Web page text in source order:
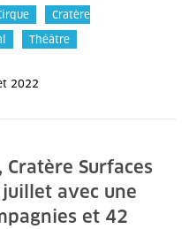
Cratère
Théâtre
2022
Surfaces
avec une
et 42